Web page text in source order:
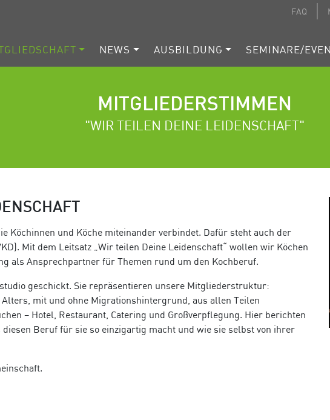
FAQ
NEWS AUSBILDUNG SEMINARE/
MITGLIEDERSTIMMEN
"WIR TEILEN DEINE LEIDENSCHAFT"
Köchinnen und Köche miteinander verbindet. Dafür steht auch der
Mit dem Leitsatz „Wir teilen Deine Leidenschaft“ wollen wir Köchen
als Ansprechpartner für Themen rund um den Kochberuf.
geschickt. Sie repräsentieren unsere Mitgliederstruktur:
mit und ohne Migrationshintergrund, aus allen Teilen
– Hotel, Restaurant, Catering und Großverpflegung. Hier berichten
Beruf für sie so einzigartig macht und wie sie selbst von ihrer